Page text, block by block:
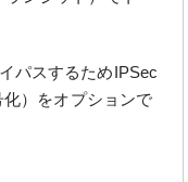
パスするためIPSec
）をオプションで